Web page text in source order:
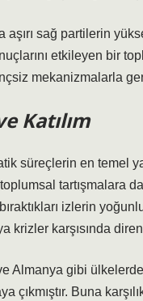
aşırı sağ partilerin
etkileyen bir
mekanizmalarla
Katılım
süreçlerin en temel
tartışmalara
izlerin
krizler karşısında
Almanya gibi
çıkmıştır. Buna